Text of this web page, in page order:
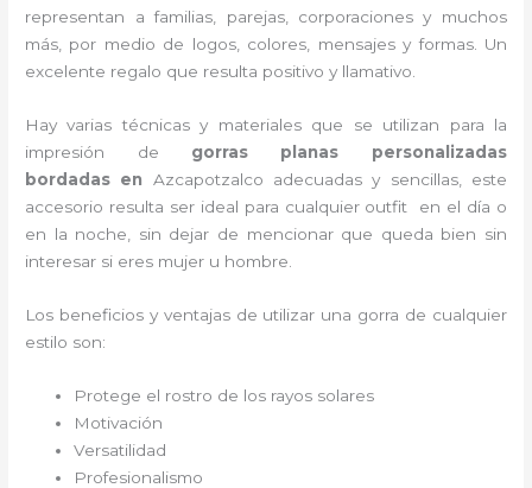
representan a familias, parejas, corporaciones y muchos
más, por medio de logos, colores, mensajes y formas. Un
excelente regalo que resulta positivo y llamativo.
Hay varias técnicas y materiales que se utilizan para la
impresión de gorras planas personalizadas
bordadas en Azcapotzalco adecuadas y sencillas, este
accesorio resulta ser ideal para cualquier outfit en el día o
en la noche, sin dejar de mencionar que queda bien sin
interesar si eres mujer u hombre.
Los beneficios y ventajas de utilizar una gorra de cualquier
estilo son:
Protege el rostro de los rayos solares
Motivación
Versatilidad
Profesionalismo